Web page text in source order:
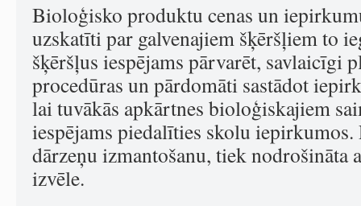
Bioloģisko produktu cenas un
uzskatīti par galvenajiem šķēršļiem to
šķēršļus iespējams pārvarēt, savlaicīgi
procedūras un pārdomāti sastādot
lai tuvākās apkārtnes bioloģiskajiem
iespējams piedalīties skolu iepirkumos.
dārzeņu izmantošanu, tiek nodrošināta
izvēle.